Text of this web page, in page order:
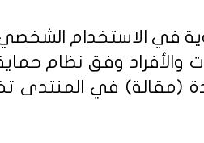
في الاستخدام الشخصي
والأفراد وفق نظام
(مقالة) في المنتدى